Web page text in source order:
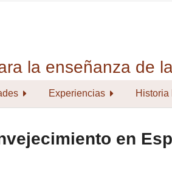
Experiencias Historia
en